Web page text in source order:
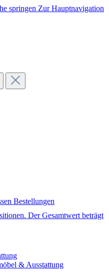
springen Zur Hauptnavigation
Bestellungen
Der Gesamtwert beträgt
& Ausstattung